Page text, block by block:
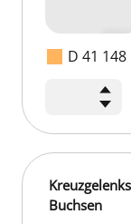
D 41 148
Buchsen